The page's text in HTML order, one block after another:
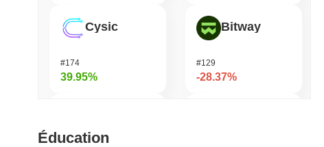
Cysic
#174
39.95%
Bitway
#129
-28.37%
Éducation